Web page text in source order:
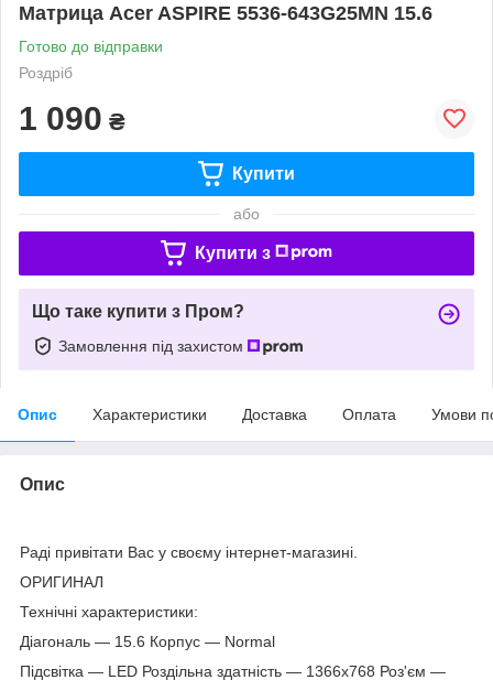
Матрица Acer ASPIRE 5536-643G25MN 15.6
Готово до відправки
Роздріб
1 090 ₴
Купити
або
Купити з
Що таке купити з Пром?
Замовлення під захистом
Опис Характеристики Доставка Оплата Умови
Опис
Раді привітати Вас у своєму інтернет-магазині.
ОРИГИНАЛ
Технічні характеристики:
Діагональ — 15.6 Корпус — Normal
Підсвітка — LED Роздільна здатність — 1366х768 Роз'єм —